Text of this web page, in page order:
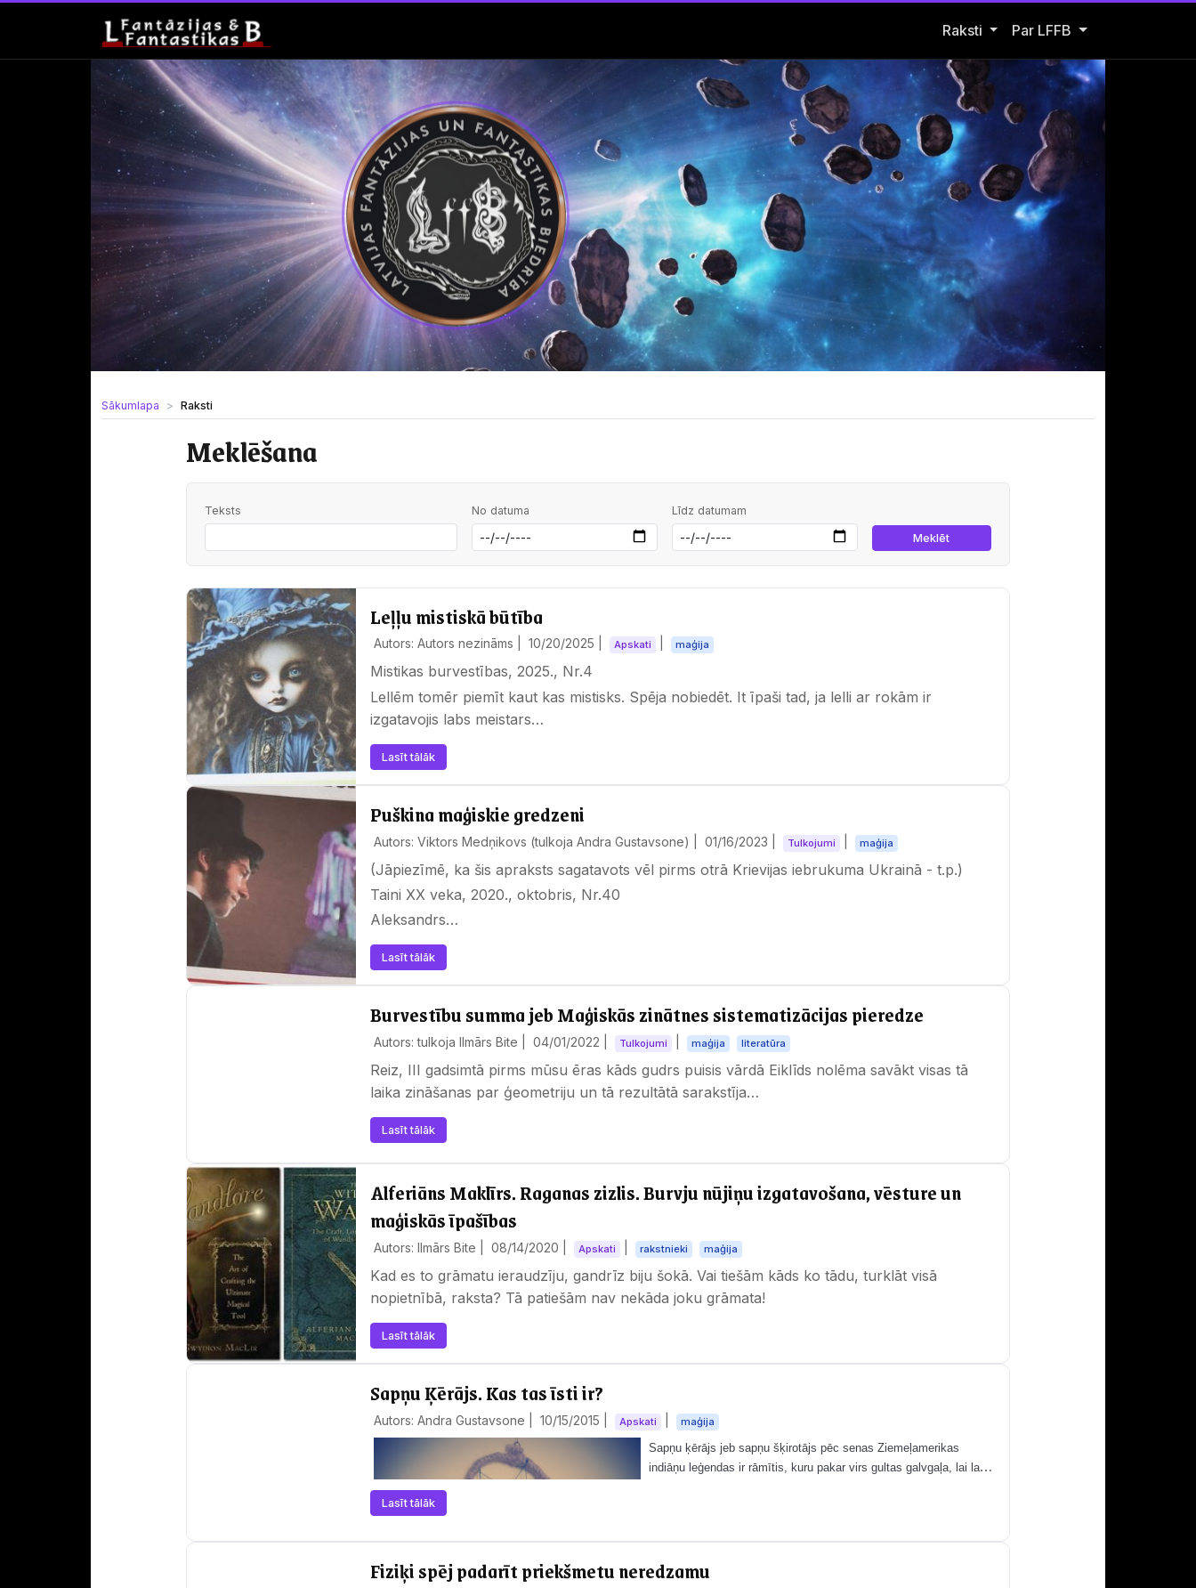
Raksti Open Raksti submenu
Par LFFB
Sākumlapa Raksti
Meklēšana
Teksts No datuma Līdz datumam
Leļļu mistiskā būtība
Autors: Autors nezināms | 10/20/2025 Apskati maģija
Mistikas burvestības, 2025., Nr.4
Lellēm tomēr piemīt kaut kas mistisks. Spēja nobiedēt. It īpaši tad, ja lelli ar rokām ir
izgatavojis labs meistars…
Lasīt tālāk
Puškina maģiskie gredzeni
Autors: Viktors Medņikovs (tulkoja Andra Gustavsone) | 01/16/2023 Tulkojumi maģija
(Jāpiezīmē, ka šis apraksts sagatavots vēl pirms otrā Krievijas iebrukuma Ukrainā - t.p.)
Taini XX veka, 2020., oktobris, Nr.40
Aleksandrs…
Lasīt tālāk
Burvestību summa jeb Maģiskās zinātnes sistematizācijas pieredze
Autors: tulkoja Ilmārs Bite | 04/01/2022 Tulkojumi maģija literatūra
Reiz, III gadsimtā pirms mūsu ēras kāds gudrs puisis vārdā Eiklīds nolēma savākt visas tā
laika zināšanas par ģeometriju un tā rezultātā sarakstīja…
Lasīt tālāk
Alferiāns Maklīrs. Raganas zizlis. Burvju nūjiņu izgatavošana, vēsture un
maģiskās īpašības
Autors: Ilmārs Bite | 08/14/2020 Apskati rakstnieki maģija
Kad es to grāmatu ieraudzīju, gandrīz biju šokā. Vai tiešām kāds ko tādu, turklāt visā
nopietnībā, raksta? Tā patiešām nav nekāda joku grāmata!
Lasīt tālāk
Sapņu Ķērājs. Kas tas īsti ir?
Autors: Andra Gustavsone | 10/15/2015 Apskati maģija
Sapņu ķērājs jeb sapņu šķirotājs pēc senas Ziemeļamerikas
indiāņu leģendas ir rāmītis, kuru pakar virs gultas galvgaļa, lai labie
Lasīt tālāk
Fiziķi spēj padarīt priekšmetu neredzamu